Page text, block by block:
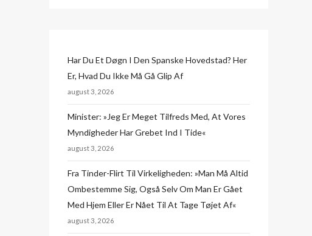
Har Du Et Døgn I Den Spanske Hovedstad? Her
Er, Hvad Du Ikke Må Gå Glip Af
august 3, 2026
Minister: »Jeg Er Meget Tilfreds Med, At Vores
Myndigheder Har Grebet Ind I Tide«
august 3, 2026
Fra Tinder-Flirt Til Virkeligheden: »Man Må Altid
Ombestemme Sig, Også Selv Om Man Er Gået
Med Hjem Eller Er Nået Til At Tage Tøjet Af«
august 3, 2026